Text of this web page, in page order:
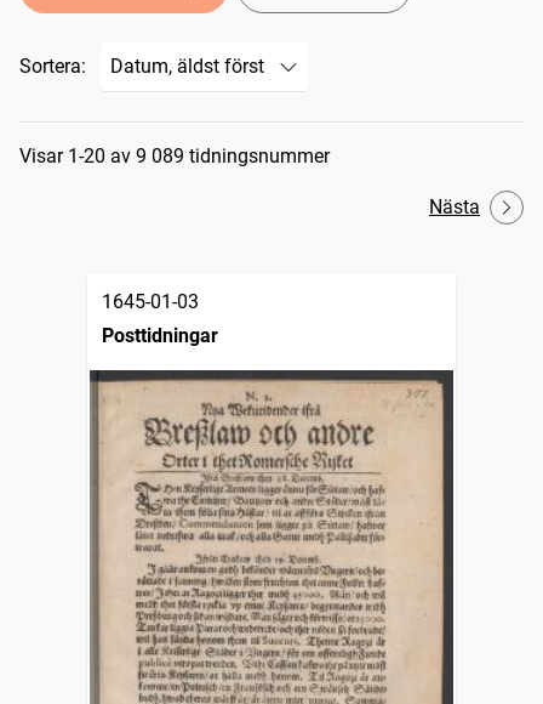
Sortera:
Sökresultat
Visar 1-20 av 9 089 tidningsnummer
Nästa
1645-01-03
Posttidningar